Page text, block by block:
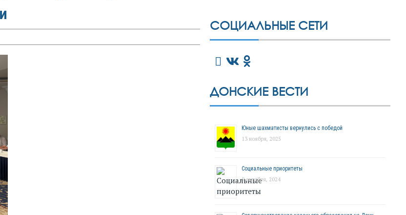
СОЦИАЛЬНЫЕ СЕТИ
ДОНСКИЕ ВЕСТИ
Юные шахматисты вернулись с победой
13 ноября, 2025
Социальные приоритеты
9 октября, 2024